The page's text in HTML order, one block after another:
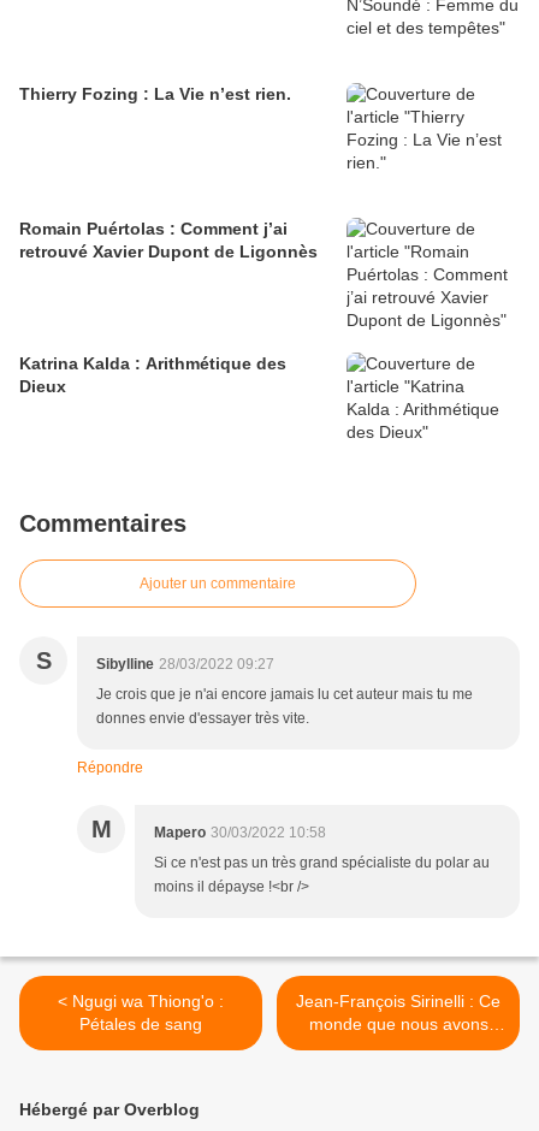
Thierry Fozing : La Vie n’est rien.
Romain Puértolas : Comment j’ai
retrouvé Xavier Dupont de Ligonnès
Katrina Kalda : Arithmétique des
Dieux
Commentaires
Ajouter un commentaire
S Sibylline 28/03/2022 09:27
Je crois que je n'ai encore jamais lu cet auteur mais tu me
donnes envie d'essayer très vite.
Répondre
M Mapero 30/03/2022 10:58
Si ce n'est pas un très grand spécialiste du polar au
moins il dépayse !<br />
< Ngugi wa Thiong'o :
Pétales de sang
Jean-François Sirinelli : Ce
monde que nous avons
perdu >
Hébergé par Overblog